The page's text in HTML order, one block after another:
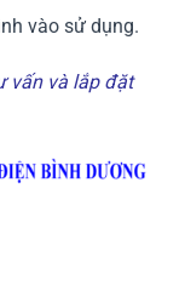
vào sử dụng.
vấn và lắp đặt